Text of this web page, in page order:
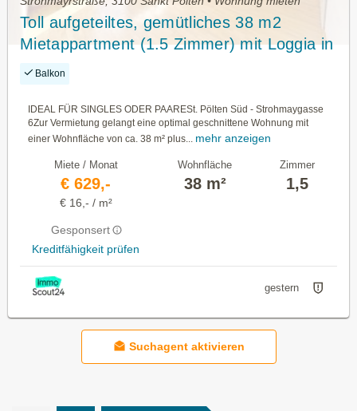
Toll aufgeteiltes, gemütliches 38 m2
Mietappartment (1.5 Zimmer) mit Loggia in
St. Pölten
Balkon
IDEAL FÜR SINGLES ODER PAARESt. Pölten Süd - Strohmaygasse
6Zur Vermietung gelangt eine optimal geschnittene Wohnung mit
einer Wohnfläche von ca. 38 m² plus...
mehr anzeigen
Miete / Monat
€ 629,-
€ 16,- / m²
Gesponsert
Kreditfähigkeit prüfen
Wohnfläche
38 m²
Zimmer
1,5
gestern
Suchagent aktivieren